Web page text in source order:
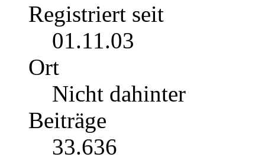
Registriert seit
01.11.03
Ort
Nicht dahinter
Beiträge
33.636